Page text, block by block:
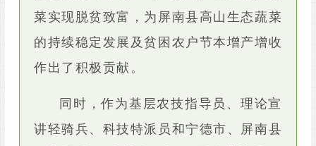
菜实现脱贫致富，为屏南县高山生态蔬菜
的持续稳定发展及贫困农户节本增产增收
作出了积极贡献。
同时，作为基层农技指导员、理论宣
讲轻骑兵、科技特派员和宁德市、屏南县